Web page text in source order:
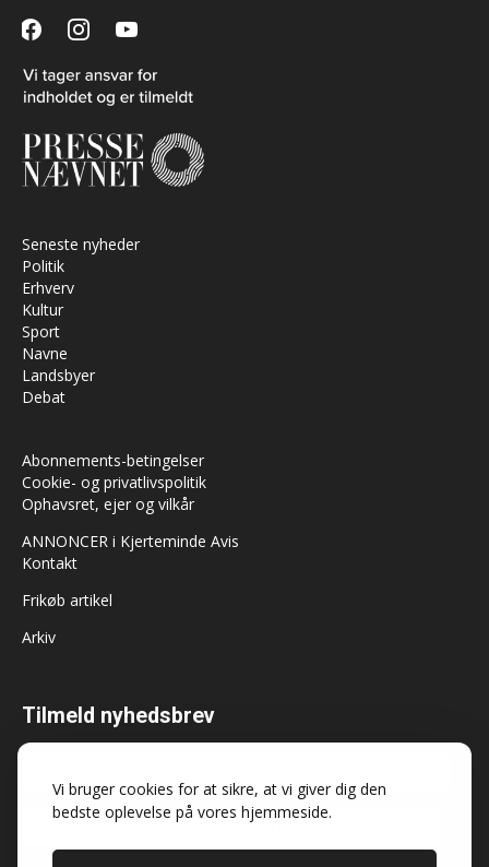
Vi bruger cookies for at sikre, at vi giver dig den
bedste oplevelse på vores hjemmeside.
facebookinstagramyoutube
Seneste nyheder
Politik
Erhverv
Kultur
Sport
Navne
Landsbyer
Debat
Abonnements-betingelser
Cookie- og privatlivspolitik
Ophavsret, ejer og vilkår
ANNONCER i Kjerteminde Avis
Kontakt
Frikøb artikel
Arkiv
Tilmeld nyhedsbrev